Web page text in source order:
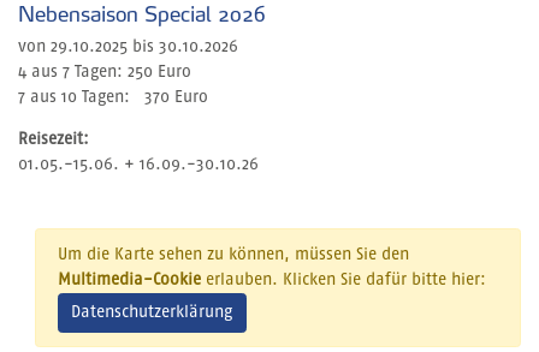
Nebensaison Special 2026
von 29.10.2025 bis 30.10.2026
4 aus 7 Tagen: 250 Euro
7 aus 10 Tagen: 370 Euro
Reisezeit:
01.05.-15.06. + 16.09.-30.10.26
Um die Karte sehen zu können, müssen Sie den
Multimedia-Cookieerlauben. Klicken Sie dafür bitte hier:
Datenschutzerklärung